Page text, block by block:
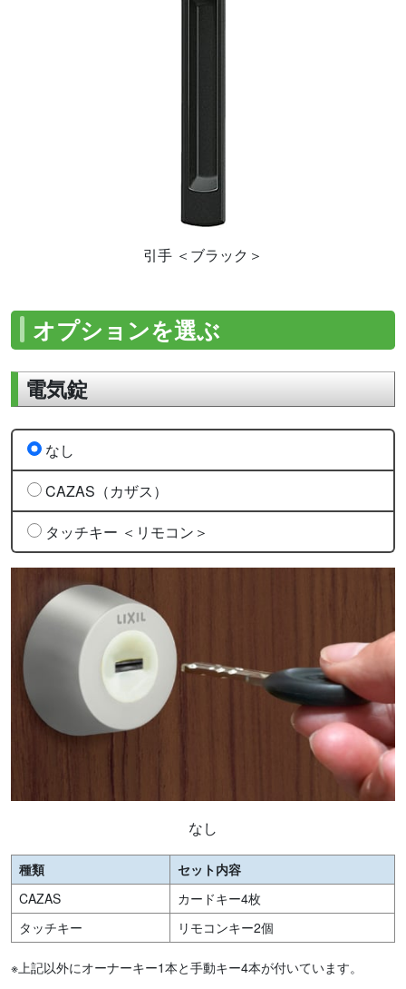
引手 ＜ブラック＞
オプションを選ぶ
電気錠
なし
種類
セット内容
CAZAS
カードキー4枚
タッチキー
リモコンキー2個
※上記以外にオーナーキー1本と手動キー4本が付いています。
なし
CAZAS（カザス）
タッチキー ＜リモコン＞